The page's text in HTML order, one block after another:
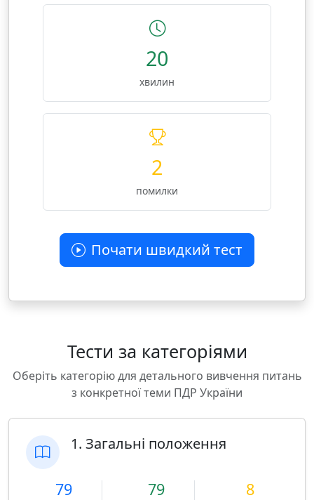
20
хвилин
2
помилки
Почати швидкий тест
Тести за категоріями
Оберіть категорію для детального вивчення питань
з конкретної теми ПДР України
1. Загальні положення
79 79 8